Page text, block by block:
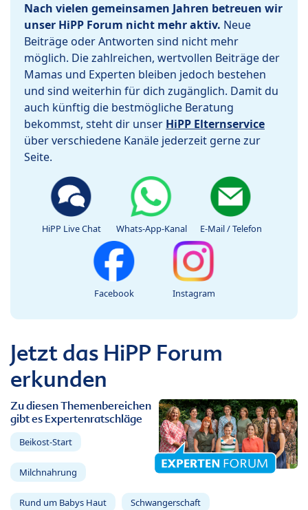
Nach vielen gemeinsamen Jahren betreuen wir
unser HiPP Forum nicht mehr aktiv. Neue
Beiträge oder Antworten sind nicht mehr
möglich. Die zahlreichen, wertvollen Beiträge der
Mamas und Experten bleiben jedoch bestehen
und sind weiterhin für dich zugänglich. Damit du
auch künftig die bestmögliche Beratung
bekommst, steht dir unser HiPP Elternservice
über verschiedene Kanäle jederzeit gerne zur
Seite.
HiPP Live Chat Whats-App-Kanal E-Mail / Telefon
Facebook Instagram
Jetzt das HiPP Forum
erkunden
Zu diesen Themenbereichen
gibt es Expertenratschläge
Beikost-Start
Milchnahrung
Rund um Babys Haut Schwangerschaft